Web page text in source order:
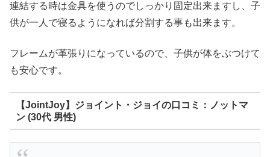
連結する時は金具を使うのでしっかり固定出来ますし、子
供が一人で寝るようになれば分割する事も出来ます。
フレームが革張りになっているので、子供が体をぶつけて
も安心です。
【JointJoy】ジョイント・ジョイの口コミ：ノットマ
ン (30代 男性)